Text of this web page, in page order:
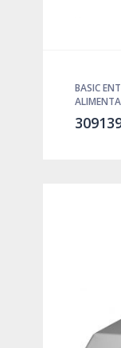
BASIC